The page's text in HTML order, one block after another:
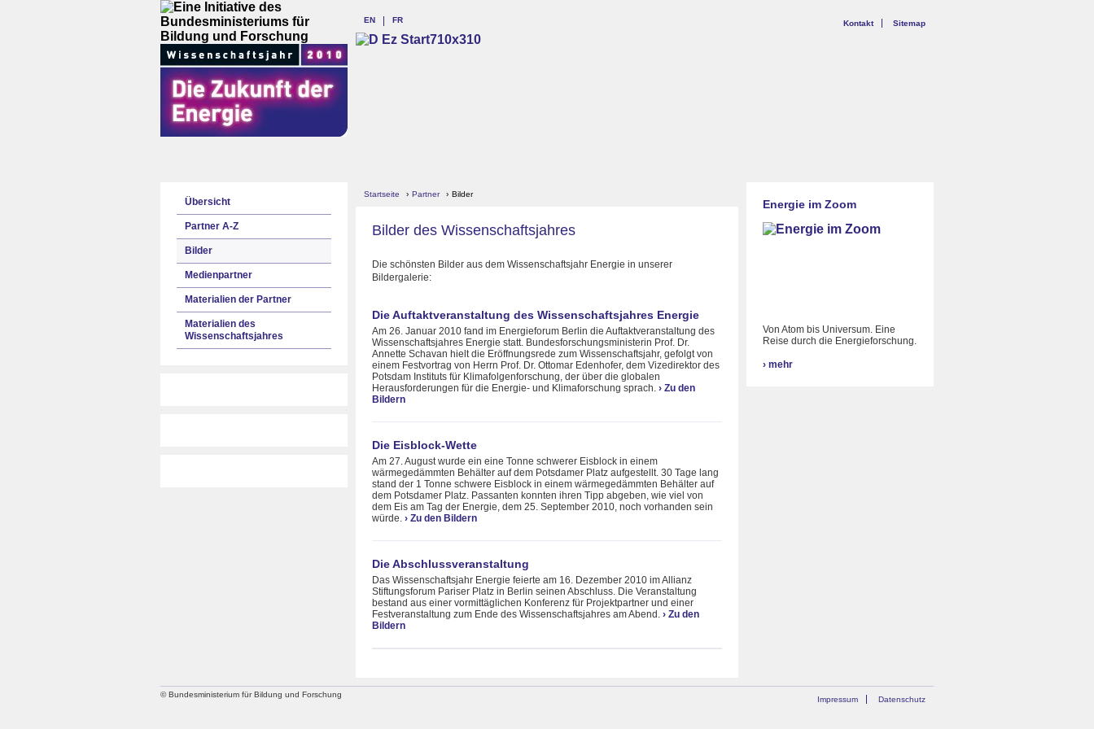
EN FR Kontakt Sitemap
Übersicht
Partner A-Z
Bilder
Medienpartner
Materialien der Partner
Materialien des
Wissenschaftsjahres
Startseite › Partner › Bilder
Bilder des Wissenschaftsjahres
Die schönsten Bilder aus dem Wissenschaftsjahr Energie in unserer
Bildergalerie:
Die Auftaktveranstaltung des Wissenschaftsjahres Energie
Am 26. Januar 2010 fand im Energieforum Berlin die Auftaktveranstaltung des
Wissenschaftsjahres Energie statt. Bundesforschungsministerin Prof. Dr.
Annette Schavan hielt die Eröffnungsrede zum Wissenschaftsjahr, gefolgt von
einem Festvortrag von Herrn Prof. Dr. Ottomar Edenhofer, dem Vizedirektor des
Potsdam Instituts für Klimafolgenforschung, der über die globalen
Herausforderungen für die Energie- und Klimaforschung sprach. › Zu den
Bildern
Die Eisblock-Wette
Am 27. August wurde ein eine Tonne schwerer Eisblock in einem
wärmegedämmten Behälter auf dem Potsdamer Platz aufgestellt. 30 Tage lang
stand der 1 Tonne schwere Eisblock in einem wärmegedämmten Behälter auf
dem Potsdamer Platz. Passanten konnten ihren Tipp abgeben, wie viel von
dem Eis am Tag der Energie, dem 25. September 2010, noch vorhanden sein
würde. › Zu den Bildern
Die Abschlussveranstaltung
Das Wissenschaftsjahr Energie feierte am 16. Dezember 2010 im Allianz
Stiftungsforum Pariser Platz in Berlin seinen Abschluss. Die Veranstaltung
bestand aus einer vormittäglichen Konferenz für Projektpartner und einer
Festveranstaltung zum Ende des Wissenschaftsjahres am Abend. › Zu den
Bildern
Energie im Zoom
Von Atom bis Universum. Eine
Reise durch die Energieforschung.
› mehr
© Bundesministerium für Bildung und Forschung
Impressum Datenschutz